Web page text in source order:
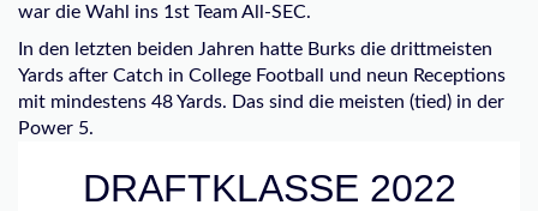
war die Wahl ins 1st Team All-SEC.
In den letzten beiden Jahren hatte Burks die drittmeisten
Yards after Catch in College Football und neun Receptions
mit mindestens 48 Yards. Das sind die meisten (tied) in der
Power 5.
DRAFTKLASSE 2022